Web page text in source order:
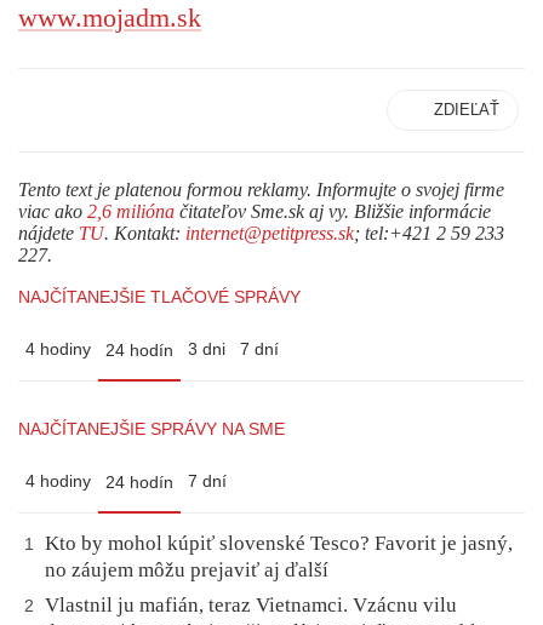
www.mojadm.sk
ZDIEĽAŤ
Tento text je platenou formou reklamy. Informujte o svojej firme
viac ako 2,6 milióna čitateľov Sme.sk aj vy. Bližšie informácie
nájdete TU. Kontakt: internet@petitpress.sk; tel:+421 2 59 233
227.
NAJČÍTANEJŠIE TLAČOVÉ SPRÁVY
4 hodiny 24 hodín 3 dni 7 dní
NAJČÍTANEJŠIE SPRÁVY NA SME
4 hodiny 24 hodín 7 dní
1
Kto by mohol kúpiť slovenské Tesco? Favorit je jasný,
no záujem môžu prejaviť aj ďalší
2
Vlastnil ju mafián, teraz Vietnamci. Vzácnu vilu